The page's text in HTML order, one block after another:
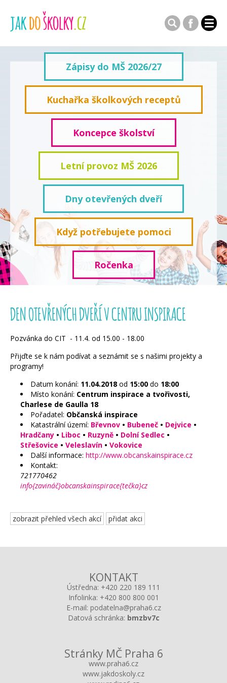
Zápisy do MŠ 2026/27
Kuchařka školkových receptů
Koncepce školství
Letní provoz MŠ 2026
Dny otevřených dveří
Když potřebujete pomoci
Ročenka
DEN OTEVŘENÝCH DVEŘÍ V CENTRU INSPIRACE
Pozvánka do CIT - 11.4. od 15.00 - 18.00
Přijďte se k nám podívat a seznámit se s našimi projekty a
programy!
Datum konání: 11.04.2018 od 15:00 do 18:00
Místo konání: Centrum inspirace a tvořivosti,
Charlese de Gaulla 18
Pořadatel: Občanská inspirace
Katastrální území: Břevnov • Bubeneč • Dejvice •
Hradčany • Liboc • Ruzyně • Dolní Sedlec •
Střešovice • Veleslavín • Vokovice
Další informace: http://www.obcanskainspirace.cz
Kontakt:
721770462
info{zavináč}obcanskainspirace{tečka}cz
zobrazit přehled všech akcí přidat akci
KONTAKT
Ústředna: +420 220 189 111
Infolinka: +420 800 800 001
E-mail: podatelna@praha6.cz
Datová schránka: bmzbv7c
Stránky MČ Praha 6
www.praha6.cz
www.jakdoskoly.cz